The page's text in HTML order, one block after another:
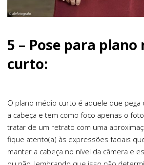
5 – Pose para plano
curto:
O plano médio curto é aquele que pega
a cabeça e tem como foco apenas o
tratar de um retrato com uma
fique atento(a) às expressões faciais
manter a cabeça no nível da câmera e